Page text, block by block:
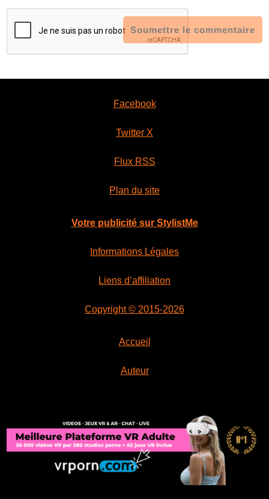
Soumettre le commentaire
Facebook
Twitter X
Flux RSS
Plan du site
Votre publicité sur StylistMe
Informations Légales
Liens d’affiliation
Copyright © 2015-2026
Accueil
Auteur